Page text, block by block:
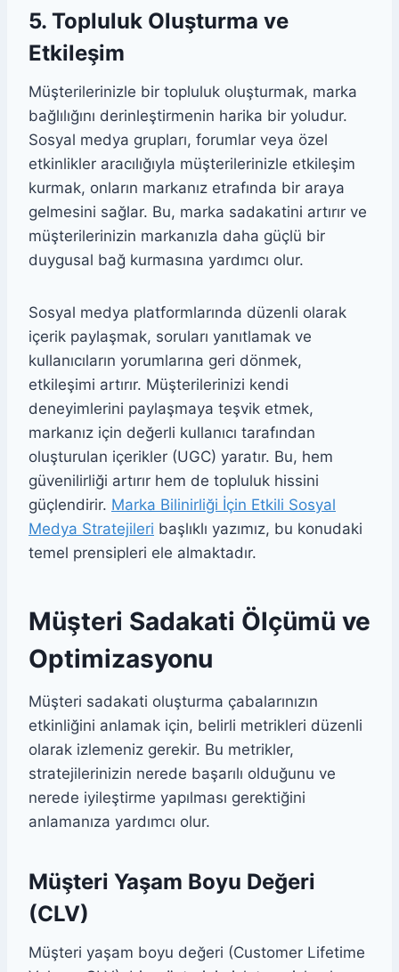
5. Topluluk Oluşturma ve
Etkileşim
Müşterilerinizle bir topluluk oluşturmak, marka
bağlılığını derinleştirmenin harika bir yoludur.
Sosyal medya grupları, forumlar veya özel
etkinlikler aracılığıyla müşterilerinizle etkileşim
kurmak, onların markanız etrafında bir araya
gelmesini sağlar. Bu, marka sadakatini artırır ve
müşterilerinizin markanızla daha güçlü bir
duygusal bağ kurmasına yardımcı olur.
Sosyal medya platformlarında düzenli olarak
içerik paylaşmak, soruları yanıtlamak ve
kullanıcıların yorumlarına geri dönmek,
etkileşimi artırır. Müşterilerinizi kendi
deneyimlerini paylaşmaya teşvik etmek,
markanız için değerli kullanıcı tarafından
oluşturulan içerikler (UGC) yaratır. Bu, hem
güvenilirliği artırır hem de topluluk hissini
güçlendirir. Marka Bilinirliği İçin Etkili Sosyal
Medya Stratejileri başlıklı yazımız, bu konudaki
temel prensipleri ele almaktadır.
Müşteri Sadakati Ölçümü ve
Optimizasyonu
Müşteri sadakati oluşturma çabalarınızın
etkinliğini anlamak için, belirli metrikleri düzenli
olarak izlemeniz gerekir. Bu metrikler,
stratejilerinizin nerede başarılı olduğunu ve
nerede iyileştirme yapılması gerektiğini
anlamanıza yardımcı olur.
Müşteri Yaşam Boyu Değeri
(CLV)
Müşteri yaşam boyu değeri (Customer Lifetime